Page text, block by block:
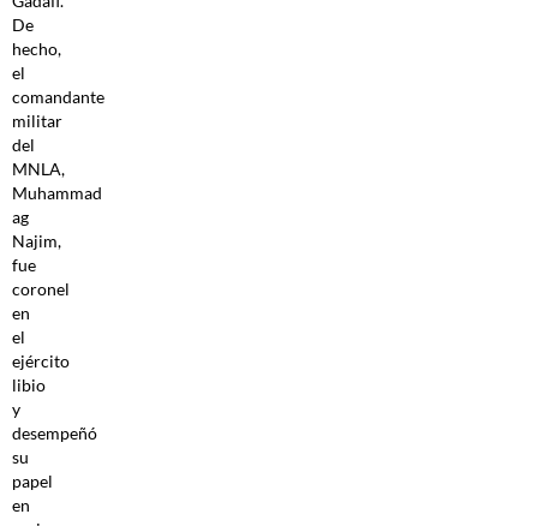
De
hecho,
el
comandante
militar
del
MNLA,
Muhammad
ag
Najim,
fue
coronel
en
el
ejército
libio
y
desempeñó
su
papel
en